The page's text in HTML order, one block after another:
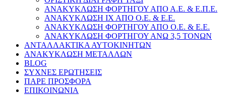
ΑΝΑΚΥΚΛΩΣΗ ΦΟΡΤΗΓΟΥ ΑΠΟ Α.Ε. & Ε.Π.Ε.
ΑΝΑΚΥΚΛΩΣΗ ΙΧ ΑΠΟ Ο.Ε. & Ε.Ε.
ΑΝΑΚΥΚΛΩΣΗ ΦΟΡΤΗΓΟΥ ΑΠΟ Ο.Ε. & Ε.Ε.
ΑΝΑΚΥΚΛΩΣΗ ΦΟΡΤΗΓΟΥ ΑΝΩ 3,5 ΤΟΝΩΝ
ΑΝΤΑΛΛΑΚΤΙΚΑ ΑΥΤΟΚΙΝΗΤΩΝ
ΑΝΑΚΥΚΛΩΣΗ ΜΕΤΑΛΛΩΝ
BLOG
ΣΥΧΝΕΣ ΕΡΩΤΗΣΕΙΣ
ΠΑΡΕ ΠΡΟΣΦΟΡΑ
ΕΠΙΚΟΙΝΩΝΙΑ